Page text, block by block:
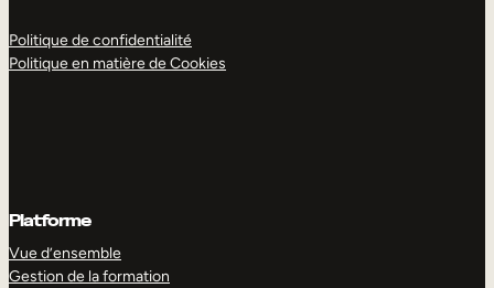
Politique de confidentialité
Politique en matière de Cookies
Platforme
Vue d’ensemble
Gestion de la formation